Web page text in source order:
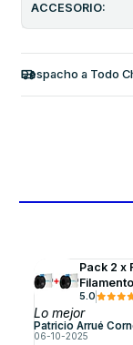
ACCESORIO:
Despacho a Todo
Pack 2 x
5.0
Lo mejor
Patricio Arrué
06-10-2025